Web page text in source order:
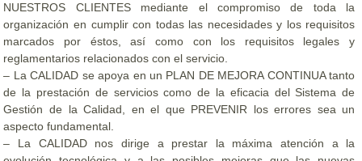
NUESTROS CLIENTES mediante el compromiso de toda la
organización en cumplir con todas las necesidades y los requisitos
marcados por éstos, así como con los requisitos legales y
reglamentarios relacionados con el servicio.
– La CALIDAD se apoya en un PLAN DE MEJORA CONTINUA tanto
de la prestación de servicios como de la eficacia del Sistema de
Gestión de la Calidad, en el que PREVENIR los errores sea un
aspecto fundamental.
– La CALIDAD nos dirige a prestar la máxima atención a la